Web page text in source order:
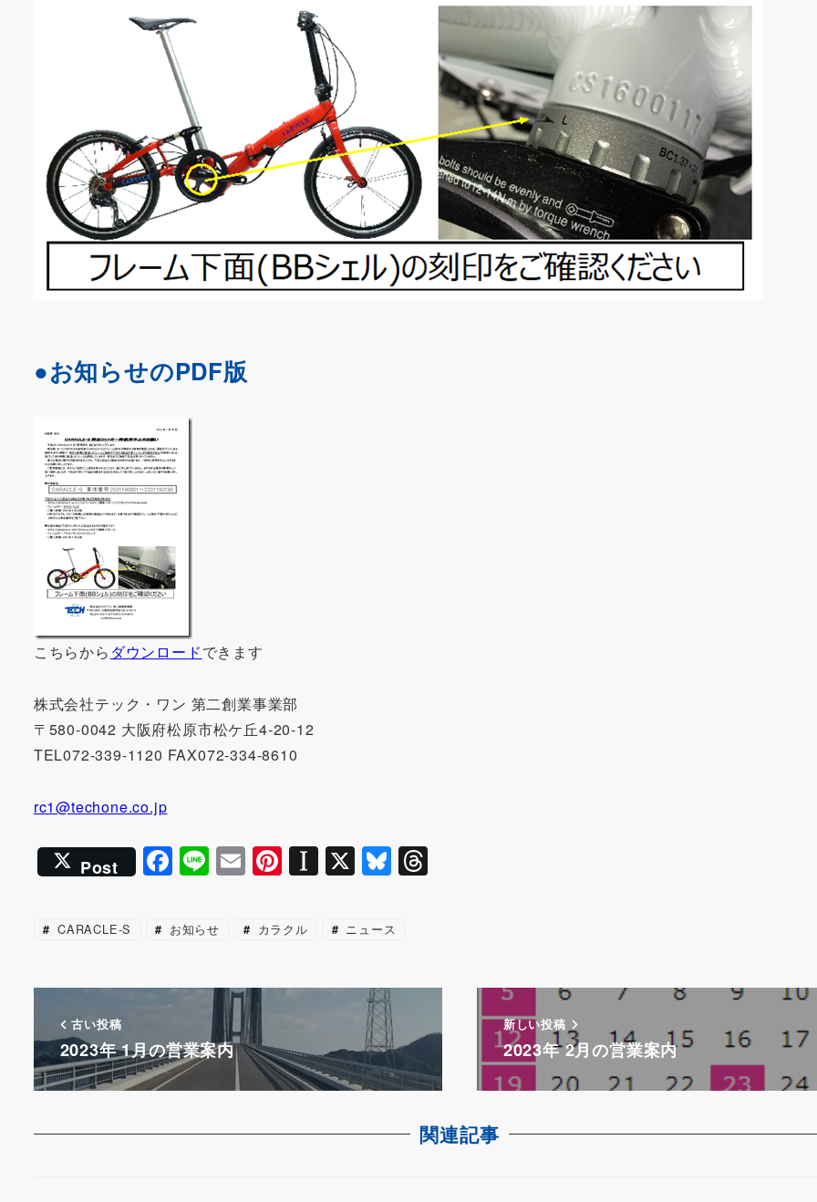
●お知らせのPDF版
こちらから ダウンロードできます
株式会社テック・ワン 第二創業事業部
〒580-0042 大阪府松原市松ケ丘4-20-12
TEL072-339-1120 FAX072-334-8610
rc1@techone.co.jp
Post F
c
e
b
o
k
Li
e
E
ai
Pi
er
e
st
In
a
a
X Bl
e
s
k
y
d
CARACLE-S お知らせ カラクル ニュース
古い投稿
2023年 1月の営業案内
新しい投稿
2023年 2月の営業案内
関連記事